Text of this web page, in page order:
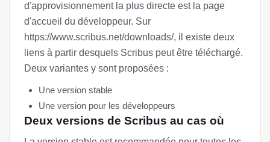
d'approvisionnement la plus directe est la page
d'accueil du développeur. Sur
https://www.scribus.net/downloads/, il existe deux
liens à partir desquels Scribus peut être téléchargé.
Deux variantes y sont proposées :
Une version stable
Une version pour les développeurs
Deux versions de Scribus au cas où